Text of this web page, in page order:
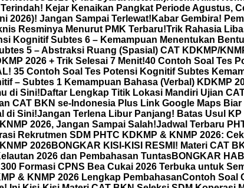
Kejar Kenaikan Pangkat Periode Agustus,
2026)! Jangan Sampai Terlewat! Kabar Gembira!
Resminya Menurut PMK Terbaru!Trik Rahasia
Kognitif Subtes 6 – Kemampuan Menentukan
5 – Abstraksi Ruang (Spasial) CAT KDKMP/
2026 + Trik Selesai 7 Menit!40 Contoh Soal Tes
35 Contoh Soal Tes Potensi Kognitif Subtes
– Subtes 1 Kemampuan Bahasa (Verbal) KDKMP
di Sini! Daftar Lengkap Titik Lokasi Mandiri Ujian
CAT BKN se-Indonesia Plus Link Google Maps
di Sini!Jangan Terlena Libur Panjang! Batas Usul
2026, Jangan Sampai Salah!Jadwal Terbaru
Rekrutmen SDM PHTC KDKMP & KNMP 2026:
2026BONGKAR KISI-KISI RESMI! Materi CAT
2026 dan Pembahasan TuntasBONGKAR
Formasi CPNS Bea Cukai 2026 Terbuka untuk
& KNMP 2026 Lengkap PembahasanContoh Soal